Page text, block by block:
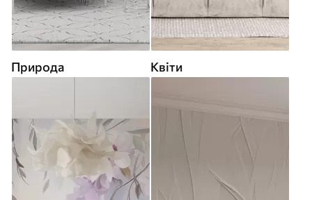
Природа Квіти